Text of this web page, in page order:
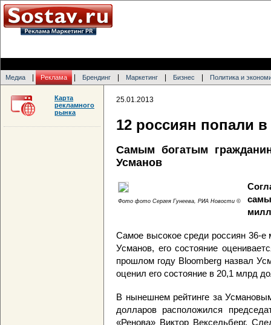
Медиа Реклама Брендинг Маркетинг Бизнес Политика и
25.01.2013
12 россиян попали
Самым богатым
Усманов
Фото фото Сергея Гунеева, РИА Новости ©
Самое высокое среди россиян 36-
Усманов, его состояние
прошлом году Bloomberg назвал
оценил его состояние в 20,1 млрд
В нынешнем рейтинге за
долларов расположился
«Ренова» Виктор Вексельберг.
Карта
рекламного
рынка